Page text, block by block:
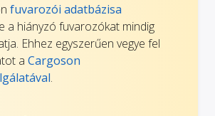
fuvarozói adatbázisa
a hiányzó fuvarozókat mindig
Ehhez egyszerűen vegye fel
a Cargoson
.